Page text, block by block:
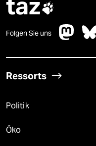

Folgen Sie uns
Ressorts
Politik
Öko